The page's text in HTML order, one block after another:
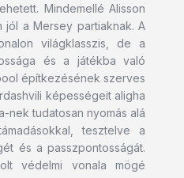
Mindemellé Alisson
jól a Mersey partiaknak. A
világklasszis, de a
és a játékba való
építkezésének szerves
képességeit aligha
nek tudatosan nyomás alá
tesztelve a
és a passzpontosságát.
védelmi vonala mögé